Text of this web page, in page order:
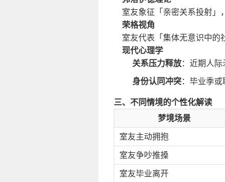
室友象征「亲密关系投射」
荣格视角
室友代表「集体无意识中的
现代心理学
关系压力释放：近期人
身份认同冲突：毕业季
三、不同情境的个性化解读
梦境场景
室友主动拥抱
室友争吵推搡
室友毕业离开